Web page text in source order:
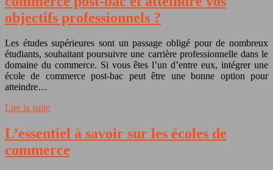
objectifs professionnels ?
Les études supérieures sont un passage obligé pour de nombreux
étudiants, souhaitant poursuivre une carrière professionnelle dans le
domaine du commerce. Si vous êtes l’un d’entre eux, intégrer une
école de commerce post-bac peut être une bonne option pour
atteindre…
Lire la suite
L’essentiel à savoir sur les écoles de
commerce